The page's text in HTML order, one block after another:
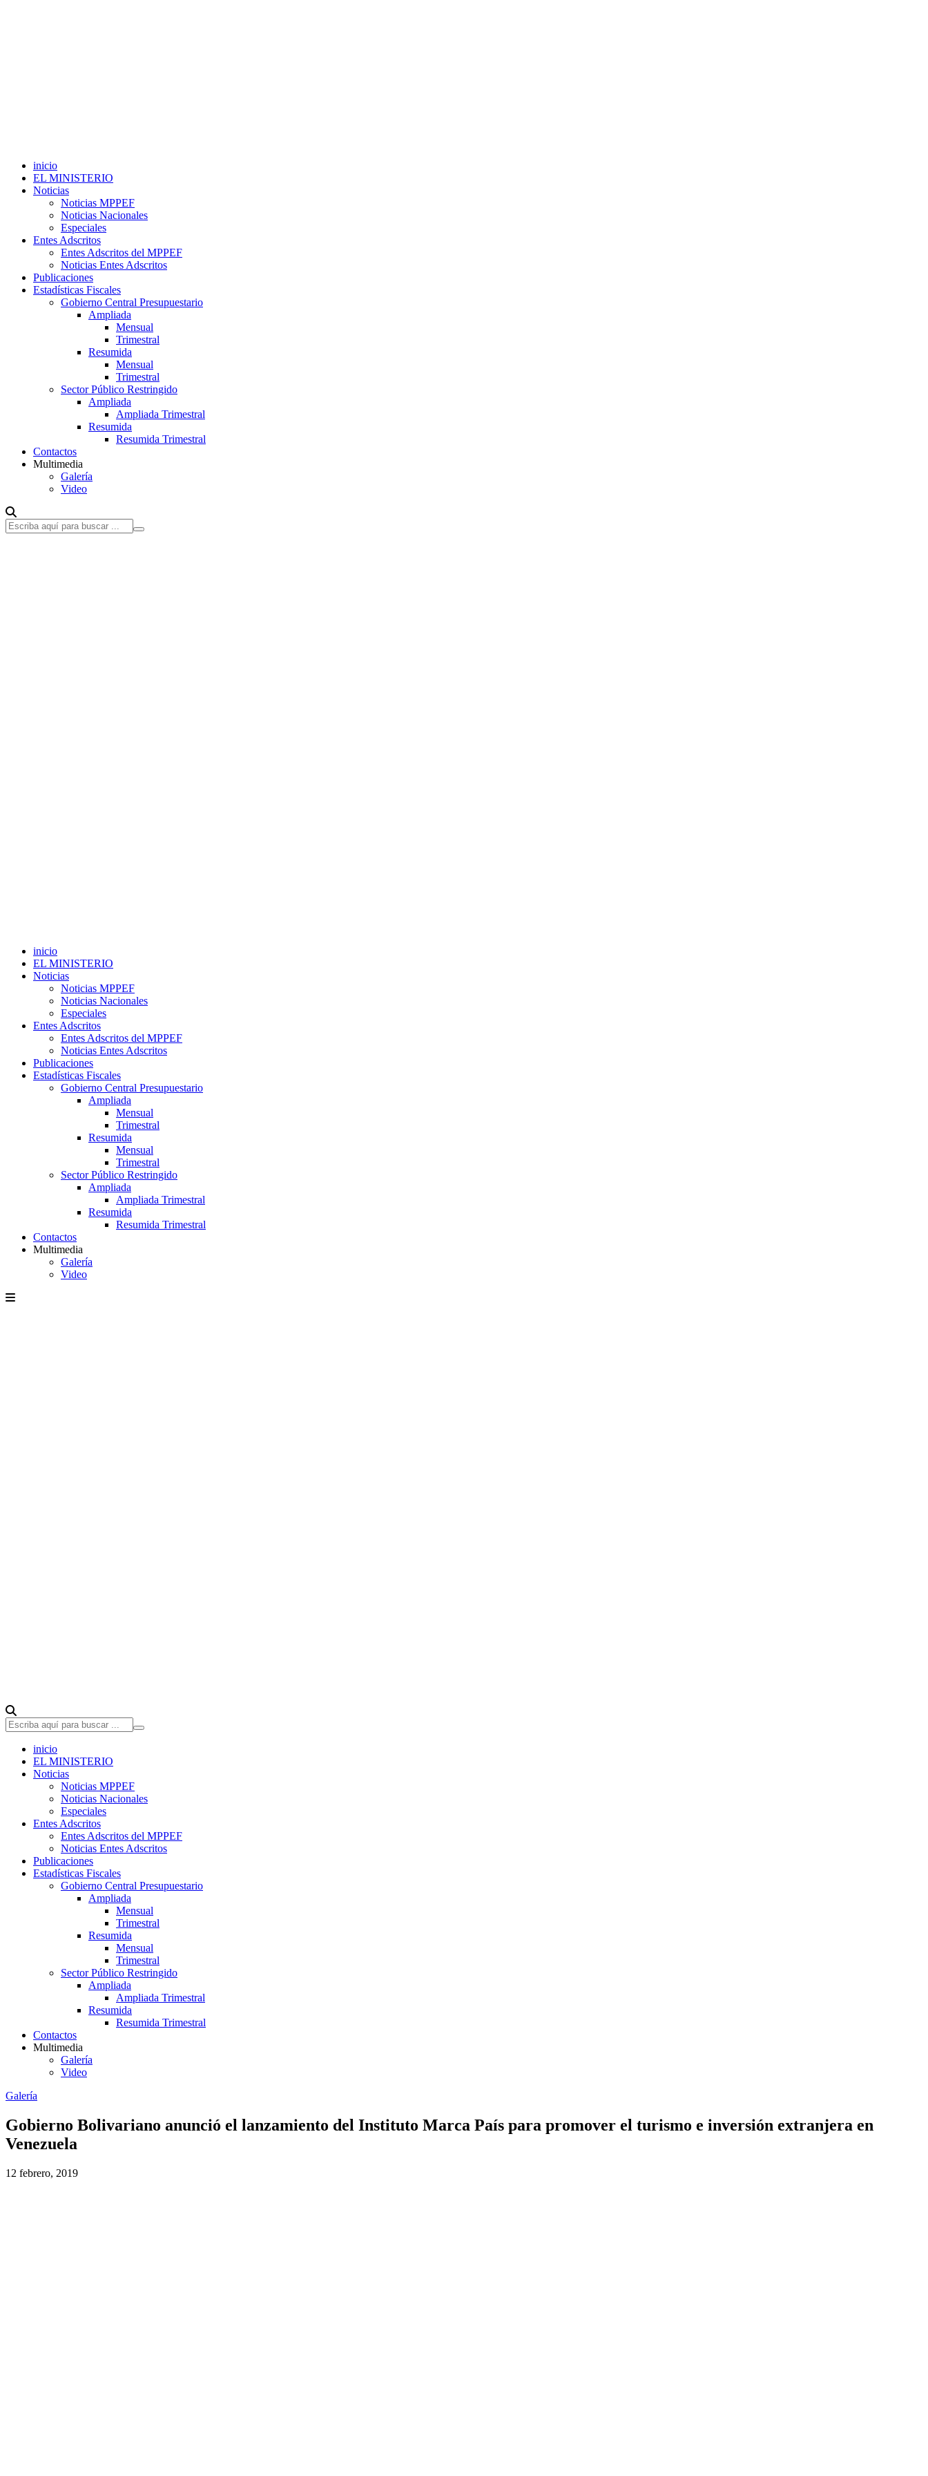
inicio
EL MINISTERIO
Noticias
Noticias MPPEF
Noticias Nacionales
Especiales
Entes Adscritos
Entes Adscritos del MPPEF
Noticias Entes Adscritos
Publicaciones
Estadísticas Fiscales
Gobierno Central Presupuestario
Ampliada
Mensual
Trimestral
Resumida
Mensual
Trimestral
Sector Público Restringido
Ampliada
Ampliada Trimestral
Resumida
Resumida Trimestral
Contactos
Multimedia
Galería
Video
inicio
EL MINISTERIO
Noticias
Noticias MPPEF
Noticias Nacionales
Especiales
Entes Adscritos
Entes Adscritos del MPPEF
Noticias Entes Adscritos
Publicaciones
Estadísticas Fiscales
Gobierno Central Presupuestario
Ampliada
Mensual
Trimestral
Resumida
Mensual
Trimestral
Sector Público Restringido
Ampliada
Ampliada Trimestral
Resumida
Resumida Trimestral
Contactos
Multimedia
Galería
Video
inicio
EL MINISTERIO
Noticias
Noticias MPPEF
Noticias Nacionales
Especiales
Entes Adscritos
Entes Adscritos del MPPEF
Noticias Entes Adscritos
Publicaciones
Estadísticas Fiscales
Gobierno Central Presupuestario
Ampliada
Mensual
Trimestral
Resumida
Mensual
Trimestral
Sector Público Restringido
Ampliada
Ampliada Trimestral
Resumida
Resumida Trimestral
Contactos
Multimedia
Galería
Video
Galería
Gobierno Bolivariano anunció el lanzamiento del Instituto Marca País para promover el turismo e inversión extranjera en
Venezuela
12 febrero, 2019